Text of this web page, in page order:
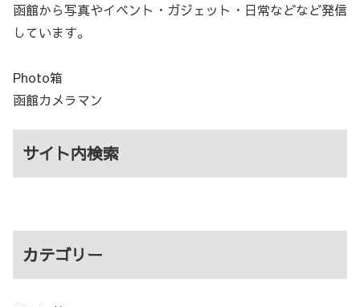
函館から写真やイベント・ガジェット・日常などなど発信
しています。
Photo箱
函館カメラマン
サイト内検索
カテゴリー